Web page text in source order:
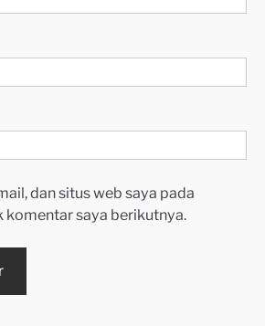
dan situs web saya pada
komentar saya berikutnya.